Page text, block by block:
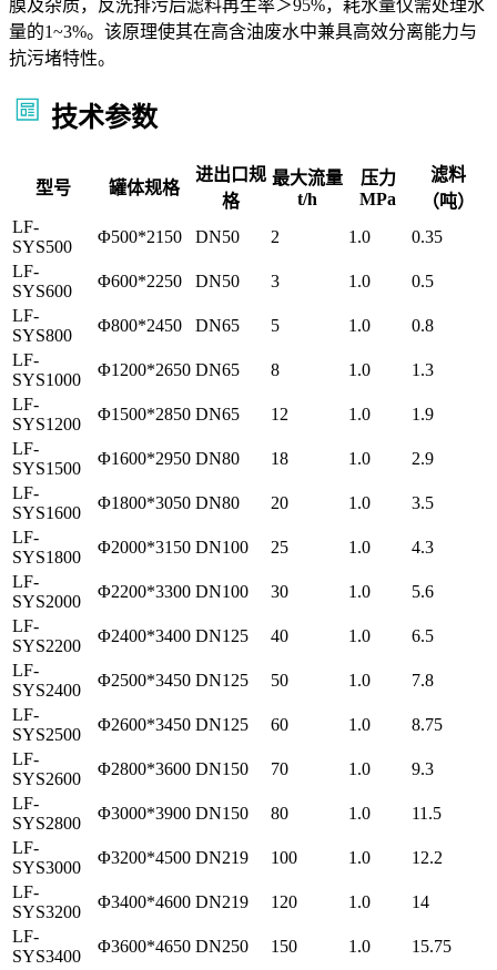
膜及杂质，反洗排污后滤料再生率＞95%，耗水量仅需处理水
量的1~3%。该原理使其在高含油废水中兼具高效分离能力与
抗污堵特性。
技术参数
型号 罐体规格
进出口规
格
最大流量
t/h
压力
MPa
滤料
（吨）
LF-
SYS500
Φ500*2150 DN50 2 1.0
0.35
LF-
SYS600
Φ600*2250 DN50 3 1.0
0.5
LF-
SYS800
Φ800*2450 DN65 5 1.0
0.8
LF-
SYS1000
Φ1200*2650 DN65 8 1.0
1.3
LF-
SYS1200
Φ1500*2850 DN65 12 1.0
1.9
LF-
SYS1500
Φ1600*2950 DN80 18 1.0
2.9
LF-
SYS1600
Φ1800*3050 DN80 20 1.0
3.5
LF-
SYS1800
Φ2000*3150 DN100 25 1.0
4.3
LF-
SYS2000
Φ2200*3300 DN100 30 1.0
5.6
LF-
SYS2200
Φ2400*3400 DN125 40 1.0
6.5
LF-
SYS2400
Φ2500*3450 DN125 50 1.0
7.8
LF-
SYS2500
Φ2600*3450 DN125 60 1.0
8.75
LF-
SYS2600
Φ2800*3600 DN150 70 1.0
9.3
LF-
SYS2800
Φ3000*3900 DN150 80 1.0
11.5
LF-
SYS3000
Φ3200*4500 DN219 100 1.0
12.2
LF-
SYS3200
Φ3400*4600 DN219 120 1.0
14
LF-
SYS3400
Φ3600*4650 DN250 150 1.0
15.75